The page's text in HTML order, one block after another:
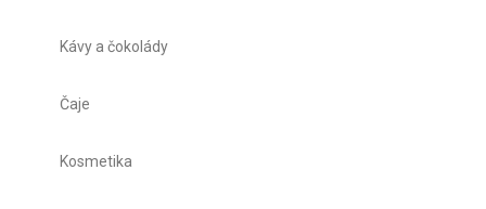
Kávy a čokolády
Čaje
Kosmetika